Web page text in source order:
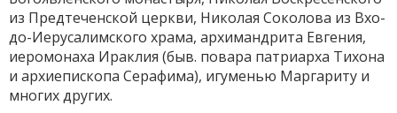
из Предтеченской церкви, Николая Соколова из Вхо­
до-Иерусалимского храма, архимандрита Евгения,
иеромонаха Ирак­лия (быв. повара патриарха Тихона
и архиепископа Серафима), игу­менью Маргариту и
многих других.